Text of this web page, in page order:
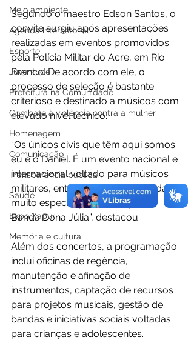
Meio ambiente
Agenda intersetorial
Esporte
Juventude
Prefeitura na Comunidade
Combate à violência contra a mulher
Homenagem
Comunicação
Transparência pública
Saúde
Expo Xapuri
Memória e cultura
Segundo o maestro Edson Santos, o
convite surgiu após apresentações
realizadas em eventos promovidos
pela Polícia Militar do Acre, em Rio
Branco. De acordo com ele, o
processo de seleção é bastante
criterioso e destinado a músicos com
elevado nível técnico.
“Os únicos civis que têm aqui somos
eu e o Daniel. É um evento nacional e
internacional voltado para músicos
militares, então foi uma oportunidade
muito especial para nós e para a
Banda Dona Júlia”, destacou.
Além dos concertos, a programação
inclui oficinas de regência,
manutenção e afinação de
instrumentos, captação de recursos
para projetos musicais, gestão de
bandas e iniciativas sociais voltadas
para crianças e adolescentes.